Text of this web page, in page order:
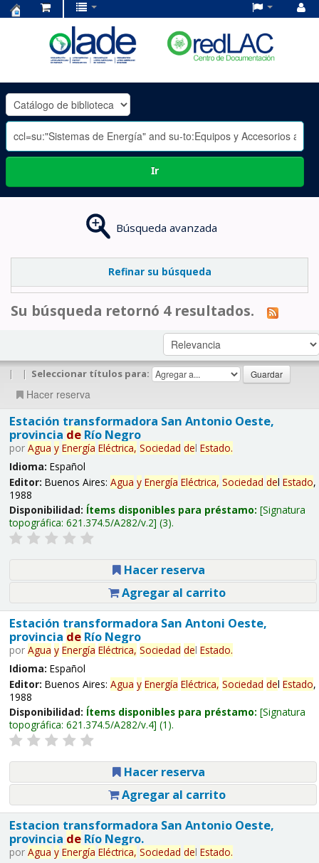
OLADE
-
Ir
Búsqueda avanzada
Refinar su búsqueda
Su búsqueda retornó 4 resultados.
| | Seleccionar títulos para:
Hacer reserva
Estación transformadora San Antonio Oeste,
provincia deRío Negro
por Agua y Energía Eléctrica, Sociedad del Estado.
Idioma: Español
Editor: Buenos Aires: Agua y Energía Eléctrica, Sociedad del Estado,
1988
Disponibilidad: Ítems disponibles para préstamo: Signatura
topográfica: 621.374.5/A282/v.2 (3).
Hacer reserva
Agregar al carrito
Estación transformadora San Antoni Oeste,
provincia deRío Negro
por Agua y Energía Eléctrica, Sociedad del Estado.
Idioma: Español
Editor: Buenos Aires: Agua y Energía Eléctrica, Sociedad del Estado,
1988
Disponibilidad: Ítems disponibles para préstamo: Signatura
topográfica: 621.374.5/A282/v.4 (1).
Hacer reserva
Agregar al carrito
Estacion transformadora San Antonio Oeste,
provincia deRío Negro.
por Agua y Energía Eléctrica, Sociedad del Estado.